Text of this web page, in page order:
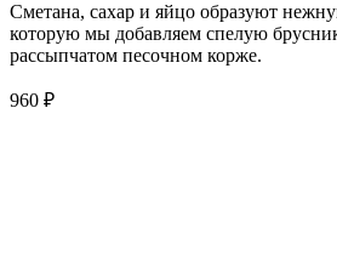
Сметана, сахар и яйцо образуют
которую мы добавляем спелую
рассыпчатом песочном корже.
960 ₽